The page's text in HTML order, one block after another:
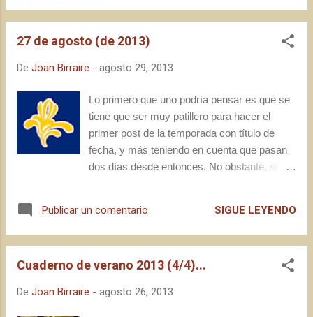
Lo interesante, a parte del festival en sí, es
también ver la experiencia de los grupos al
acercarse a las fábricas de algunas Micros
había hecho anteriormente al anuncio del
Manero y The Excitements visitaron
Naparbier, Ca l'Arenys y Cervezas Fort,
respectivamente, a instancias de la
organización del BirraSo. Entre el
que ha enriquecido a ambas part...
27 de agosto (de 2013)
De Joan Birraire - agosto 29, 2013
Lo primero que uno podría pensar es que se
tiene que ser muy patillero para hacer el
primer post de la temporada con título de
fecha, y más teniendo en cuenta que pasan
dos días desde entonces. No obstante, si
fecha muy especial para mí, pues marca el
inicio de lo que podría considerar mi absoluta
permiso de la dona , claro está). El hecho es
primer AVE destino a Madrid, en la estación
Publicar un comentario SIGUE LEYENDO
Cuaderno de verano 2013 (4/4)...
De Joan Birraire - agosto 26, 2013